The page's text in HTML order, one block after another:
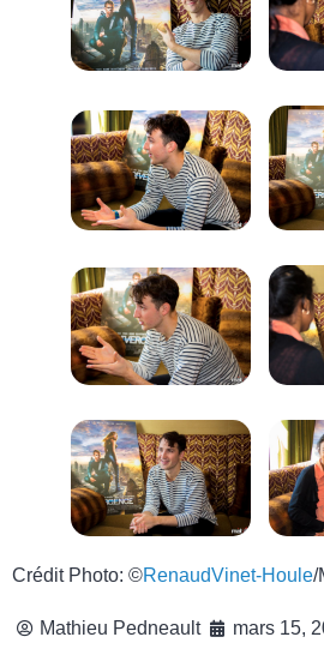
Crédit Photo: ©RenaudVinet-Houle/
Mathieu Pedneault
mars 15,